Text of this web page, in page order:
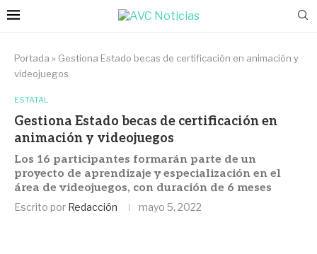
Portada » Gestiona Estado becas de certificación en animación y
videojuegos
ESTATAL
Gestiona Estado becas de certificación en
animación y videojuegos
Los 16 participantes formarán parte de un
proyecto de aprendizaje y especialización en el
área de videojuegos, con duración de 6 meses
Escrito por Redacción mayo 5, 2022